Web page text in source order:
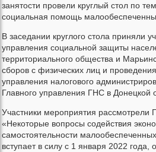
занятости провели круглый стол по
социальная помощь
В заседании круглого стола приняли
управления социальной защиты
территориального общества и
сборов с физических лиц и
управления налогового
Главного управления ГНС в Донецкой
Участники мероприятия
«Некоторые вопросы содействия
самостоятельности
вступает в силу с 1 января 2022 года,